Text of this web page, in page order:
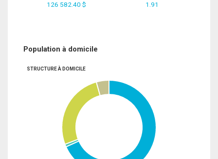
126 582.40 $ 1.91
Population à domicile
STRUCTURE À DOMICILE